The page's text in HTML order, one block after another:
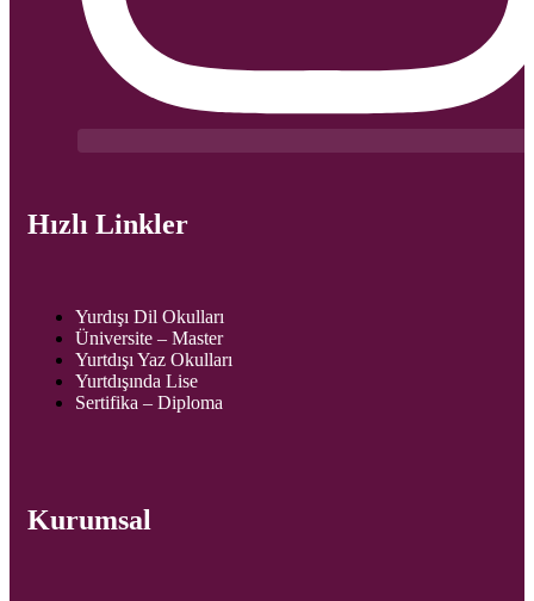
Hızlı Linkler
Yurdışı Dil Okulları
Üniversite – Master
Yurtdışı Yaz Okulları
Yurtdışında Lise
Sertifika – Diploma
Kurumsal